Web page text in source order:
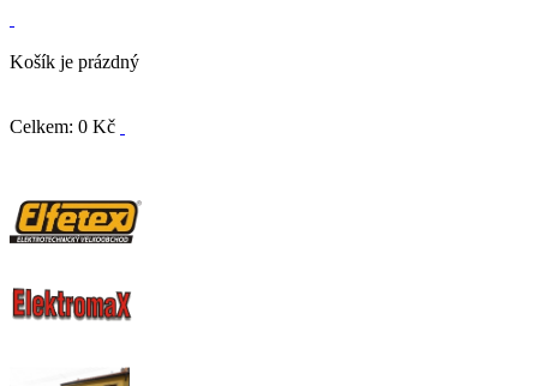
Košík je prázdný
Celkem: 0 Kč